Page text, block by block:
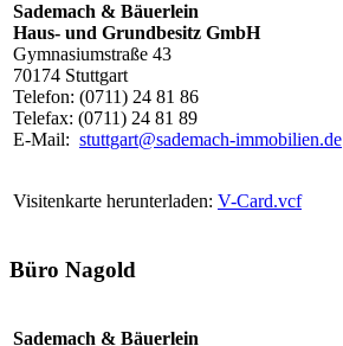
Sademach & Bäuerlein
Haus- und Grundbesitz GmbH
Gymnasiumstraße 43
70174 Stuttgart
Telefon: (0711) 24 81 86
Telefax: (0711) 24 81 89
E-Mail: stuttgart@sademach-immobilien.de
Visitenkarte herunterladen: V-Card.vcf
Büro Nagold
Sademach & Bäuerlein